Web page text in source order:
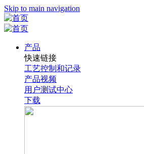
Skip to main navigation
产品
快速链接
工艺控制和记录
产品视频
用户测试中心
下载